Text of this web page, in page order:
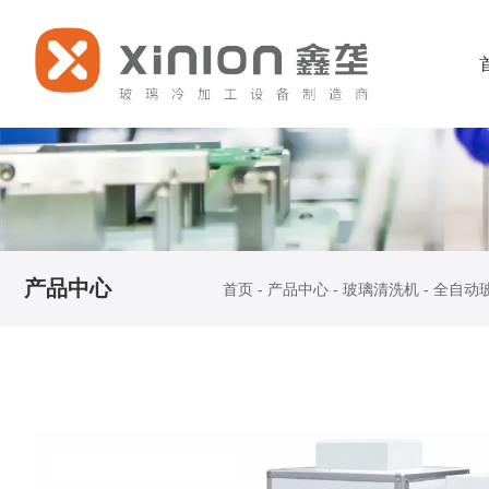
产品中心 首页 - 产品中心 - 玻璃清洗机 - 全自动